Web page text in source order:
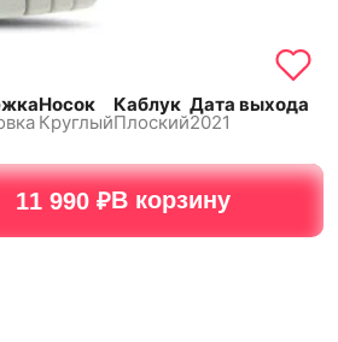
Носок
Круглый
Каблук
Плоский
Дата выхода
2021
11 990 ₽В корзину